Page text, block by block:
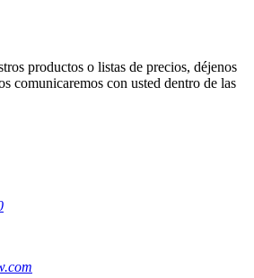
productos o listas de precios, déjenos
comunicaremos con usted dentro de las